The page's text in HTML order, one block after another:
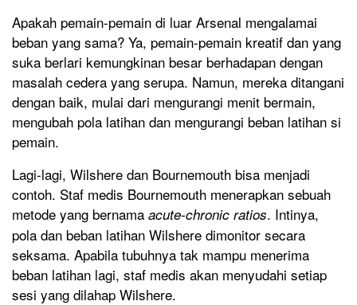
Apakah pemain-pemain di luar Arsenal mengalamai
beban yang sama? Ya, pemain-pemain kreatif dan yang
suka berlari kemungkinan besar berhadapan dengan
masalah cedera yang serupa. Namun, mereka ditangani
dengan baik, mulai dari mengurangi menit bermain,
mengubah pola latihan dan mengurangi beban latihan si
pemain.
Lagi-lagi, Wilshere dan Bournemouth bisa menjadi
contoh. Staf medis Bournemouth menerapkan sebuah
metode yang bernama acute-chronic ratios. Intinya,
pola dan beban latihan Wilshere dimonitor secara
seksama. Apabila tubuhnya tak mampu menerima
beban latihan lagi, staf medis akan menyudahi setiap
sesi yang dilahap Wilshere.